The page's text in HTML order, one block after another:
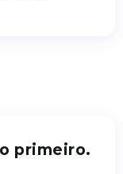
primeiro.